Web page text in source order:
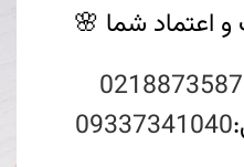
و اعتماد شما 🌸
09337341040